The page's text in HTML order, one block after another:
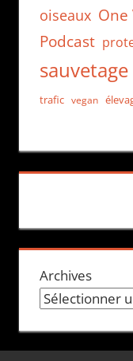
oiseaux One
Podcast
sauvetage
trafic vegan
Archives